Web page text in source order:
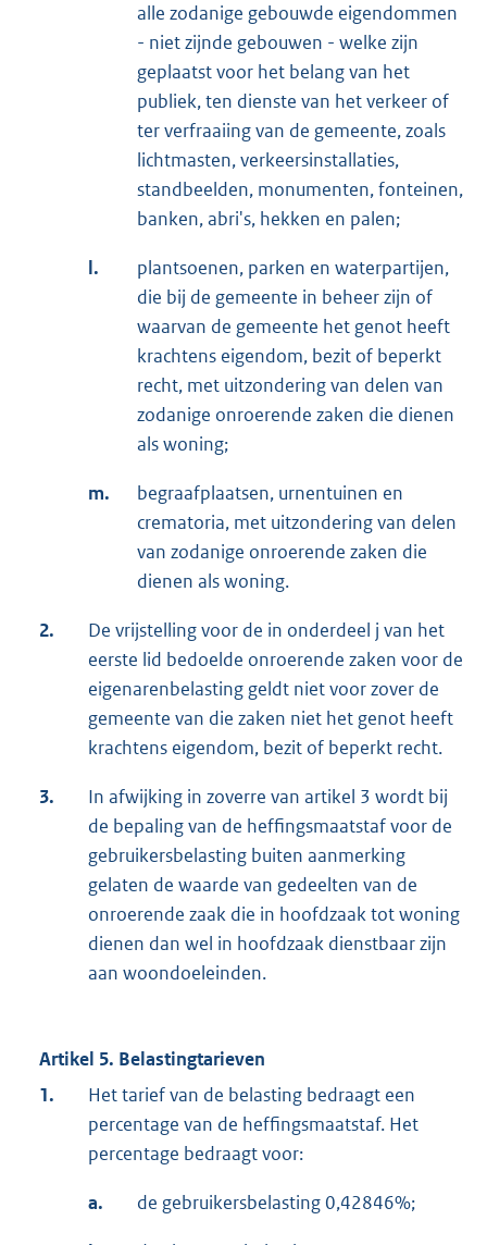
alle zodanige gebouwde eigendommen
- niet zijnde gebouwen - welke zijn
geplaatst voor het belang van het
publiek, ten dienste van het verkeer of
ter verfraaiing van de gemeente, zoals
lichtmasten, verkeersinstallaties,
standbeelden, monumenten, fonteinen,
banken, abri's, hekken en palen;
l.
plantsoenen, parken en waterpartijen,
die bij de gemeente in beheer zijn of
waarvan de gemeente het genot heeft
krachtens eigendom, bezit of beperkt
recht, met uitzondering van delen van
zodanige onroerende zaken die dienen
als woning;
m.
begraafplaatsen, urnentuinen en
crematoria, met uitzondering van delen
van zodanige onroerende zaken die
dienen als woning.
2.
De vrijstelling voor de in onderdeel j van het
eerste lid bedoelde onroerende zaken voor de
eigenarenbelasting geldt niet voor zover de
gemeente van die zaken niet het genot heeft
krachtens eigendom, bezit of beperkt recht.
3.
In afwijking in zoverre van artikel 3 wordt bij
de bepaling van de heffingsmaatstaf voor de
gebruikersbelasting buiten aanmerking
gelaten de waarde van gedeelten van de
onroerende zaak die in hoofdzaak tot woning
dienen dan wel in hoofdzaak dienstbaar zijn
aan woondoeleinden.
Artikel 5. Belastingtarieven
1.
Het tarief van de belasting bedraagt een
percentage van de heffingsmaatstaf. Het
percentage bedraagt voor:
a. de gebruikersbelasting 0,42846%;